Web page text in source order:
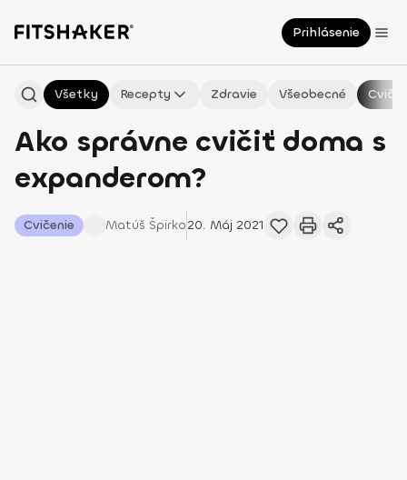
Prihlásenie
Všetky Recepty Zdravie Všeobecné
Ako správne cvičiť doma s
expanderom?
Cvičenie Matúš Špirko20. Máj 2021